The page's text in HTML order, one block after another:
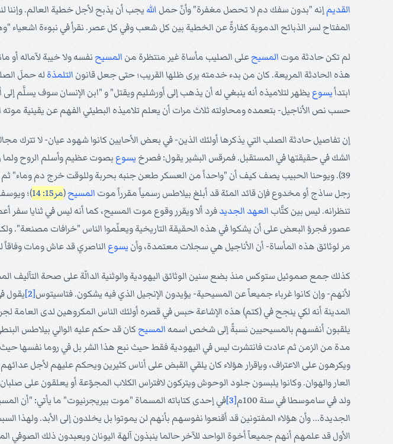
القديمإنه "بدون سفك دم لا تحصل مغفرة" وأنّ حمل الله يجب أن يذبح لأجل خطية العالم. وإننا
المفتاح لسر الذبائح الدموية كفارةً عن الخطية بين كل شعب وفي كل عصر. نقرأ في نبوءة
لم تكن حادثة موت المسيحعلى الصليب مأساة غير منتظرة من المسيح نفسه ولا خيبة لآماله أو
هذه الحادثة المريعة. كان من بدء خدمته يرى ظلها القريب؛ حتى جعل قانون التلمذة له حملَ
ابتدأيسوع يظهر لتلاميذه أنه ينبغي له أن يذهب إلى أورشليم ويقتل" و "ابن الإنسان سوف يسلَّم
حسب نص الأناجيل- بتعمده ومحاولته ثلاث مرات أن يعلم تلاميذه البطيئي الفهم عن يقينية موته
إن تفاصيل حادثة الصلب التي يذكرها أولئك الذين- في بعض الأحايين كانوا شهود عيان- لا تترك
الشك في حقيقتها في المستقبل. فمرقس البشير يقول: فصرخ يسوع بصوت عظيم وأسلم الروح ولما
39). ويوحنا الحبيب يصف كيف أن "واحداً من العسكر طعن جنبه بحربة وللوقت خرج دم وماء"
رجل ساذج أو مخدوع فإن قائد المئة قد أبلغ بيلاطس رسمياً مقرراً موت المسيح(مر15: 14 )؛
تنظرانه. ليس بين كتَّاب العهد الجديدفرد ألا ويقرر وقوع موت المسيح، كما أنه ليس في ثنايا
عصور فجرؤ البعض على أن يشكوا في هذه الحقيقة التاريخية ويعلّموا الناس "خرافات مصنعة".
مر لوثائق هذه المأساة- أن الأناجيل هي سجلات معتمدة، وأن يسوع الناصري قد عاش ومات وفاقاً
كذلك جمع صموئيل ستوكس منذ بضع سنين الوثائق اليهودية والوثنية الدالّة على صحة التآليف
لأنهم- وإن كانوا غرباء جميعاً عن المسيحية- يؤيدون الإنجيل الذي فيه يشكون. فتاسيتوس[2]
المدينة أنه لكي ينجح في (كتم) هذه الإشاعة حبس في قصره أولئك الناس المكروهين لدى العامة
يلقبون أنفسهم بالمسيحيين نسبةً إلى شخص اسمه المسيح كان قد حكم عليه الوالي بيلاطس
مدة من الزمن ثم عادت فانتشرت ليس في اليهودية فقط حيث نبع هذا الشر بل في روما نفسها حيث
ويكرهون على الاعتراف، وبإقرار هؤلاء كان يلقي القبض على أناس كثيرين ويحكم عليهم لأجل
العار والهوان. وكانوا يلبسون جلود الوحوش ويتركون لافتراس الكلاب المجوّعة أو يعلقون على
ولد في ساموسطا في سنة 100م
[3] في إحدى كتاباته المسماة "موت بيريجرنيوت" ما يأتي: "أن
الجديدة... وأن هؤلاء المفتونين قد أقنعوا نفوسهم بأنهم لن يموتوا بل يخلدون إلى الأبد.
الأول قد علمهم أنهم جميعاً أخوة الواحد للآخر حالما ينبذون آلهة اليونان ويعبدون ذلك